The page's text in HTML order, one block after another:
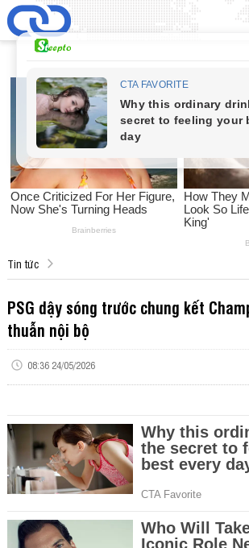
Tin tức
PSG dậy sóng trước chung kết
thuẫn nội bộ
08:36 24/05/2026